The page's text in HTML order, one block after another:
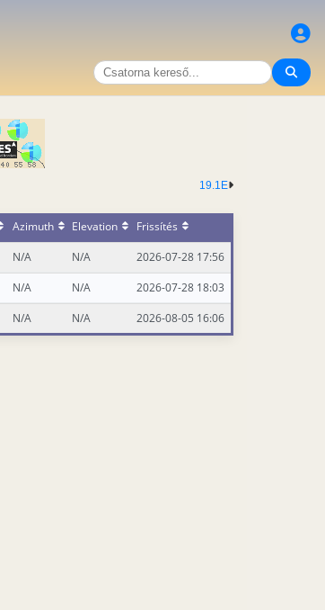
19.1E
Azimuth Elevation
Frissítés
N/A N/A
2026-07-28 17:56
N/A N/A
2026-07-28 18:03
N/A N/A 2026-08-05 16:06